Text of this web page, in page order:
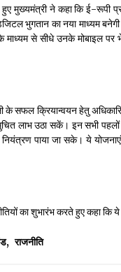
मुख्यमंत्री ने कहा कि ई-रूपी
भुगतान का नया माध्यम
से सीधे उनके मोबाइल पर
सफल क्रियान्वयन हेतु
लाभ उठा सकें। इन सभी पहलों
नियंत्रण पाया जा सके। ये
का शुभारंभ करते हुए कहा कि
, राजनीति